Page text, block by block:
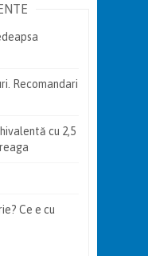
Recomandari
cu 2,5
Ce e cu